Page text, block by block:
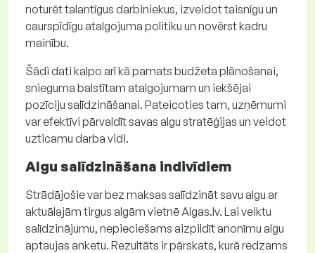
noturēt talantīgus darbiniekus, izveidot taisnīgu un
caurspīdīgu atalgojuma politiku un novērst kadru
mainību.
Šādi dati kalpo arī kā pamats budžeta plānošanai,
snieguma balstītam atalgojumam un iekšējai
pozīciju salīdzināšanai. Pateicoties tam, uzņēmumi
var efektīvi pārvaldīt savas algu stratēģijas un veidot
uzticamu darba vidi.
Algu salīdzināšana indivīdiem
Strādājošie var bez maksas salīdzināt savu algu ar
aktuālajām tirgus algām vietnē Algas.lv. Lai veiktu
salīdzinājumu, nepieciešams aizpildīt anonīmu algu
aptaujas anketu. Rezultāts ir pārskats, kurā redzams